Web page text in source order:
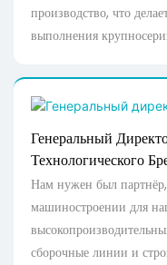
производство, что
выполнения
Генеральный
Технологического
Нам нужен был
машиностроении для
сборочные линии и